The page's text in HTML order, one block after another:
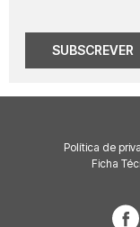
SUBSCREVER
Política de
Ficha